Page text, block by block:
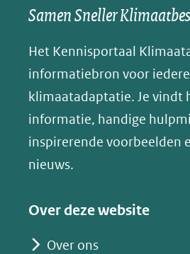
een
website)
een
website)
een
website)
s
y
(opent
in
nieuw
venster)
naar
een
andere
website)
Samen Sneller
Het Kennisportaal
informatiebron voor
klimaatadaptatie. Je vindt
informatie, handige
inspirerende voorbeelden
nieuws.
Over deze website
Over ons